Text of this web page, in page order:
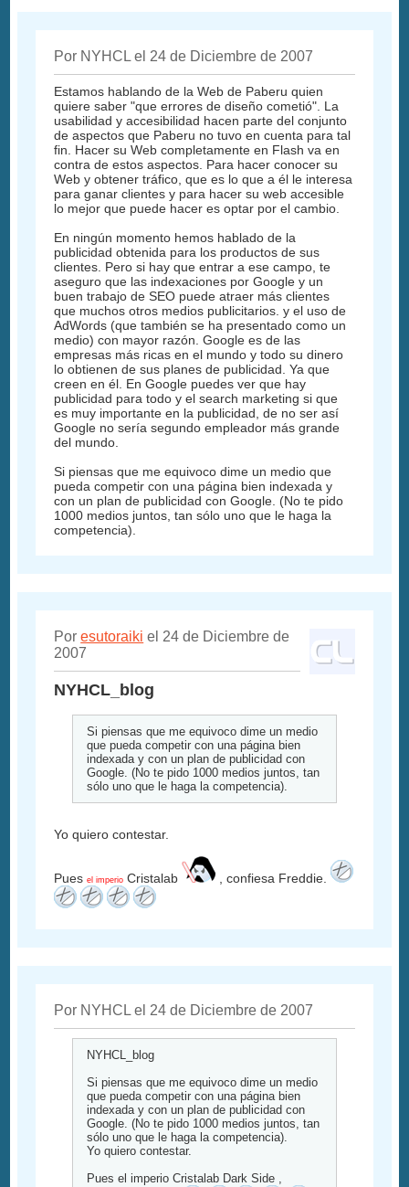
Por NYHCL el 24 de Diciembre de 2007
Estamos hablando de la Web de Paberu quien
quiere saber "que errores de diseño cometió". La
usabilidad y accesibilidad hacen parte del conjunto
de aspectos que Paberu no tuvo en cuenta para tal
fin. Hacer su Web completamente en Flash va en
contra de estos aspectos. Para hacer conocer su
Web y obtener tráfico, que es lo que a él le interesa
para ganar clientes y para hacer su web accesible
lo mejor que puede hacer es optar por el cambio.
En ningún momento hemos hablado de la
publicidad obtenida para los productos de sus
clientes. Pero si hay que entrar a ese campo, te
aseguro que las indexaciones por Google y un
buen trabajo de SEO puede atraer más clientes
que muchos otros medios publicitarios. y el uso de
AdWords (que también se ha presentado como un
medio) con mayor razón. Google es de las
empresas más ricas en el mundo y todo su dinero
lo obtienen de sus planes de publicidad. Ya que
creen en él. En Google puedes ver que hay
publicidad para todo y el search marketing si que
es muy importante en la publicidad, de no ser así
Google no sería segundo empleador más grande
del mundo.
Si piensas que me equivoco dime un medio que
pueda competir con una página bien indexada y
con un plan de publicidad con Google. (No te pido
1000 medios juntos, tan sólo uno que le haga la
competencia).
Poresutoraiki el 24 de Diciembre de
2007
NYHCL_blog
Si piensas que me equivoco dime un medio
que pueda competir con una página bien
indexada y con un plan de publicidad con
Google. (No te pido 1000 medios juntos, tan
sólo uno que le haga la competencia).
Yo quiero contestar.
Puesel imperio Cristalab , confiesa Freddie.
Por NYHCL el 24 de Diciembre de 2007
NYHCL_blog
Si piensas que me equivoco dime un medio
que pueda competir con una página bien
indexada y con un plan de publicidad con
Google. (No te pido 1000 medios juntos, tan
sólo uno que le haga la competencia).
Yo quiero contestar.
Pues el imperio Cristalab Dark Side ,